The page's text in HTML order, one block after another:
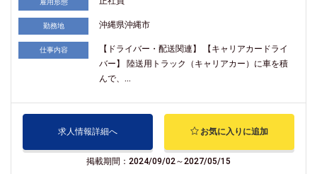
勤務地 沖縄県沖縄市
仕事内容
【ドライバー・配送関連】 【キャリアカードライ
バー】 陸送用トラック（キャリアカー）に車を積
んで、...
求人情報詳細へ お気に入りに追加
掲載期間：2024/09/02～2027/05/15